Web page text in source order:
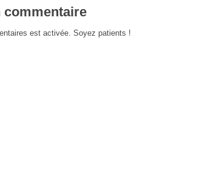
est activée. Soyez patients !